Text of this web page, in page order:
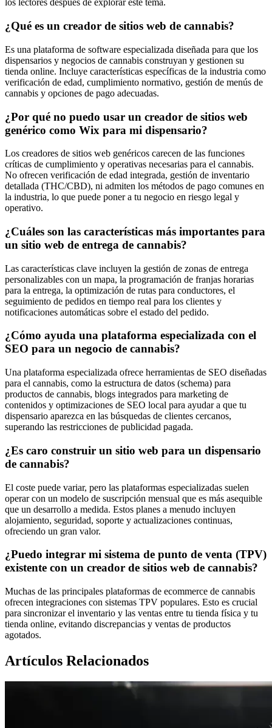
los lectores despues de explorar este tema.
¿Qué es un creador de sitios web de cannabis?
Es una plataforma de software especializada diseñada para que los
dispensarios y negocios de cannabis construyan y gestionen su
tienda online. Incluye características específicas de la industria como
verificación de edad, cumplimiento normativo, gestión de menús de
cannabis y opciones de pago adecuadas.
¿Por qué no puedo usar un creador de sitios web
genérico como Wix para mi dispensario?
Los creadores de sitios web genéricos carecen de las funciones
críticas de cumplimiento y operativas necesarias para el cannabis.
No ofrecen verificación de edad integrada, gestión de inventario
detallada (THC/CBD), ni admiten los métodos de pago comunes en
la industria, lo que puede poner a tu negocio en riesgo legal y
operativo.
¿Cuáles son las características más importantes para
un sitio web de entrega de cannabis?
Las características clave incluyen la gestión de zonas de entrega
personalizables con un mapa, la programación de franjas horarias
para la entrega, la optimización de rutas para conductores, el
seguimiento de pedidos en tiempo real para los clientes y
notificaciones automáticas sobre el estado del pedido.
¿Cómo ayuda una plataforma especializada con el
SEO para un negocio de cannabis?
Una plataforma especializada ofrece herramientas de SEO diseñadas
para el cannabis, como la estructura de datos (schema) para
productos de cannabis, blogs integrados para marketing de
contenidos y optimizaciones de SEO local para ayudar a que tu
dispensario aparezca en las búsquedas de clientes cercanos,
superando las restricciones de publicidad pagada.
¿Es caro construir un sitio web para un dispensario
de cannabis?
El coste puede variar, pero las plataformas especializadas suelen
operar con un modelo de suscripción mensual que es más asequible
que un desarrollo a medida. Estos planes a menudo incluyen
alojamiento, seguridad, soporte y actualizaciones continuas,
ofreciendo un gran valor.
¿Puedo integrar mi sistema de punto de venta (TPV)
existente con un creador de sitios web de cannabis?
Muchas de las principales plataformas de ecommerce de cannabis
ofrecen integraciones con sistemas TPV populares. Esto es crucial
para sincronizar el inventario y las ventas entre tu tienda física y tu
tienda online, evitando discrepancias y ventas de productos
agotados.
Artículos Relacionados